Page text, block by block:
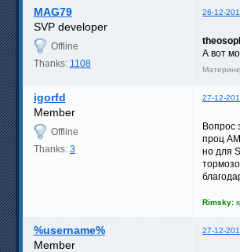
MAG79 26-12-
SVP developer
Offline
Thanks: 1108
А вот
igorfd 27-12-
Member
Offline
Thanks: 3
Вопрос
проц
но для
Rimsky:
%username% 27-12-
Member